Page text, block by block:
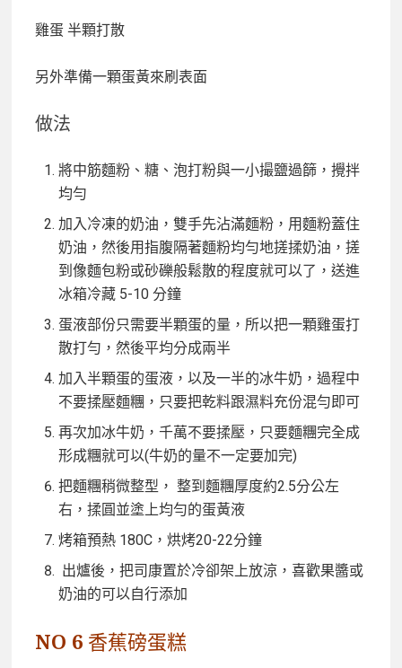
雞蛋 半顆打散
另外準備一顆蛋黃來刷表面
做法
將中筋麵粉、糖、泡打粉與一小撮鹽過篩，攪拌
均勻
加入冷凍的奶油，雙手先沾滿麵粉，用麵粉蓋住
奶油，然後用指腹隔著麵粉均勻地搓揉奶油，搓
到像麵包粉或砂礫般鬆散的程度就可以了，送進
冰箱冷藏 5-10 分鐘
蛋液部份只需要半顆蛋的量，所以把一顆雞蛋打
散打勻，然後平均分成兩半
加入半顆蛋的蛋液，以及一半的冰牛奶，過程中
不要揉壓麵糰，只要把乾料跟濕料充份混勻即可
再次加冰牛奶，千萬不要揉壓，只要麵糰完全成
形成糰就可以(牛奶的量不一定要加完)
把麵糰稍微整型， 整到麵糰厚度約2.5分公左
右，揉圓並塗上均勻的蛋黃液
烤箱預熱 180C，烘烤20-22分鐘
出爐後，把司康置於冷卻架上放涼，喜歡果醬或
奶油的可以自行添加
NO 6 香蕉磅蛋糕